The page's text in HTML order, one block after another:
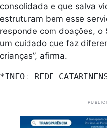
consolidada e que salva
estruturam bem esse
responde com doações, o
um cuidado que faz
crianças”, afirma.
*INFO: REDE